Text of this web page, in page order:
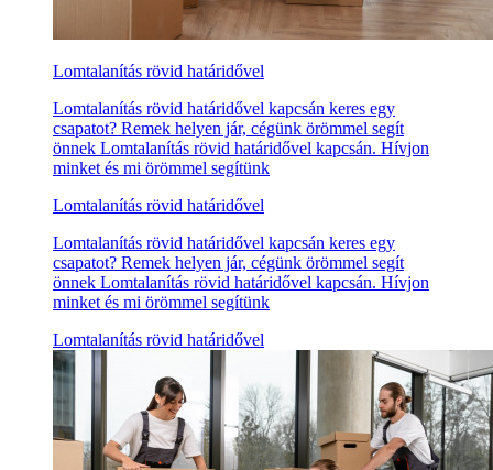
Lomtalanítás rövid határidővel
Lomtalanítás rövid határidővel kapcsán keres egy
csapatot? Remek helyen jár, cégünk örömmel segít
önnek Lomtalanítás rövid határidővel kapcsán. Hívjon
minket és mi örömmel segítünk
Lomtalanítás rövid határidővel
Lomtalanítás rövid határidővel kapcsán keres egy
csapatot? Remek helyen jár, cégünk örömmel segít
önnek Lomtalanítás rövid határidővel kapcsán. Hívjon
minket és mi örömmel segítünk
Lomtalanítás rövid határidővel